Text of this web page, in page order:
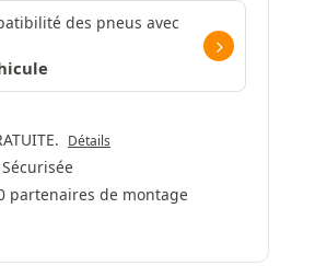
des pneus avec
Détails
partenaires de montage